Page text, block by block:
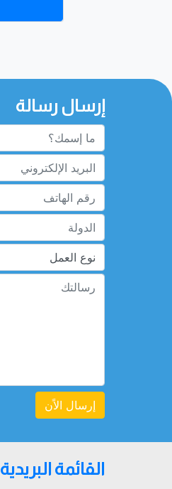
إرسال رسالة
إرسال الاًن
القائمة البريدية